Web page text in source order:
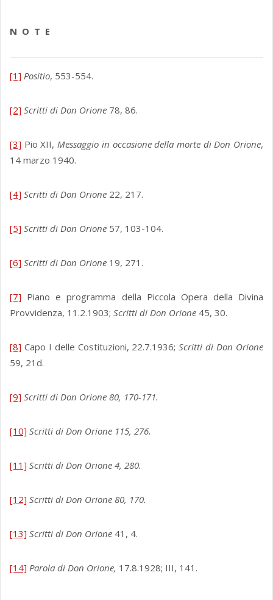
N O T E
[1] Positio, 553-554.
[2] Scritti di Don Orione 78, 86.
[3] Pio XII,Messaggio in occasione della morte di Don Orione,
14 marzo 1940.
[4] Scritti di Don Orione 22, 217.
[5] Scritti di Don Orione 57, 103-104.
[6] Scritti di Don Orione 19, 271.
[7] Piano e programma della Piccola Opera della Divina
Provvidenza, 11.2.1903; Scritti di Don Orione 45, 30.
[8] Capo I delle Costituzioni, 22.7.1936;Scritti di Don Orione
59, 21d.
[9] Scritti di Don Orione 80, 170-171.
[10] Scritti di Don Orione 115, 276.
[11] Scritti di Don Orione 4, 280.
[12] Scritti di Don Orione 80, 170.
[13] Scritti di Don Orione 41, 4.
[14] Parola di Don Orione, 17.8.1928; III, 141.